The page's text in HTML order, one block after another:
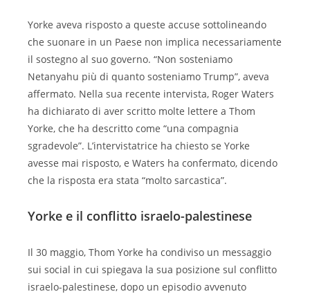
Yorke aveva risposto a queste accuse sottolineando
che suonare in un Paese non implica necessariamente
il sostegno al suo governo. “Non sosteniamo
Netanyahu più di quanto sosteniamo Trump”, aveva
affermato. Nella sua recente intervista, Roger Waters
ha dichiarato di aver scritto molte lettere a Thom
Yorke, che ha descritto come “una compagnia
sgradevole”. L’intervistatrice ha chiesto se Yorke
avesse mai risposto, e Waters ha confermato, dicendo
che la risposta era stata “molto sarcastica”.
Yorke e il conflitto israelo-palestinese
Il 30 maggio, Thom Yorke ha condiviso un messaggio
sui social in cui spiegava la sua posizione sul conflitto
israelo-palestinese, dopo un episodio avvenuto